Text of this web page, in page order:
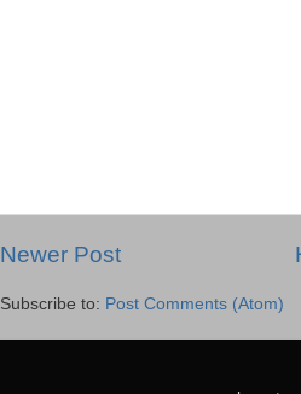
Newer Post
Subscribe to: Post Comments (Atom)